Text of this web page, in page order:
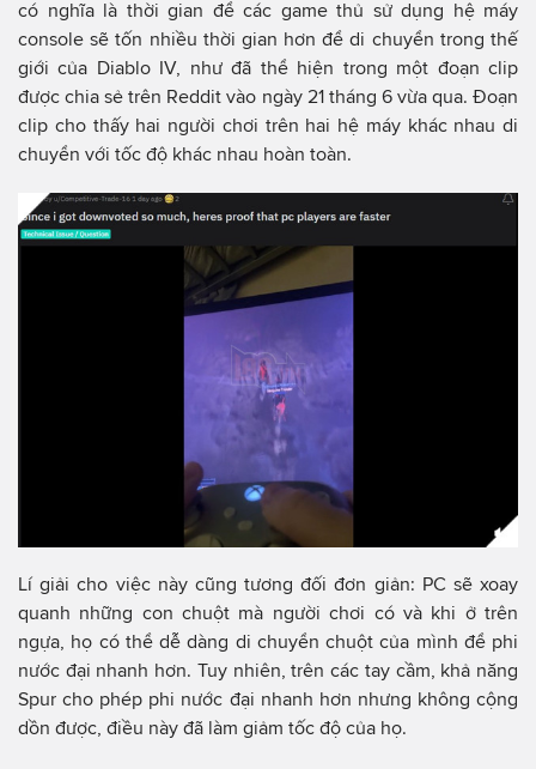
có nghĩa là thời gian để các game thủ sử dụng hệ máy
console sẽ tốn nhiều thời gian hơn để di chuyển trong thế
giới của Diablo IV, như đã thể hiện trong một đoạn clip
được chia sẻ trên Reddit vào ngày 21 tháng 6 vừa qua. Đoạn
clip cho thấy hai người chơi trên hai hệ máy khác nhau di
chuyển với tốc độ khác nhau hoàn toàn.
Lí giải cho việc này cũng tương đối đơn giản: PC sẽ xoay
quanh những con chuột mà người chơi có và khi ở trên
ngựa, họ có thể dễ dàng di chuyển chuột của mình để phi
nước đại nhanh hơn. Tuy nhiên, trên các tay cầm, khả năng
Spur cho phép phi nước đại nhanh hơn nhưng không cộng
dồn được, điều này đã làm giảm tốc độ của họ.